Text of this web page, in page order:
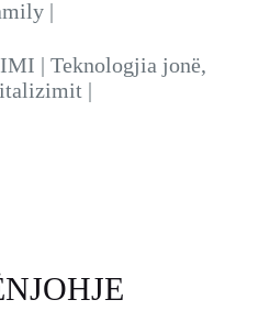
|
| Teknologjia jonë,
|